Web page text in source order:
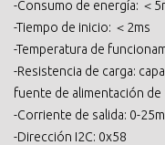
-Consumo de energía: ＜
-Tiempo de inicio: ＜2ms
-Temperatura de
-Resistencia de carga:
fuente de alimentación de
-Corriente de salida: 0-
-Dirección I2C: 0x58